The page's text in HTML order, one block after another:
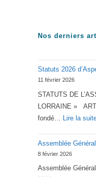
Nos derniers
Statuts 2026
11 février 2026
STATUTS DE
LORRAINE »
fondé… Lire la
Assemblée
8 février 2026
Assemblée